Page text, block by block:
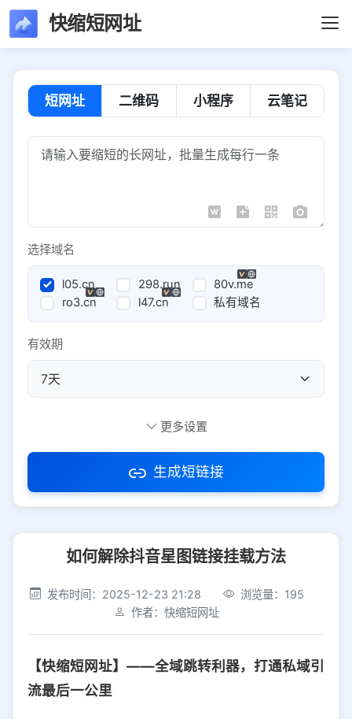
快缩短网址
短网址 二维码 小程序 云笔记
选择域名
l05.cn 298.run
80v.me
ro3.cn
l47.cn 私有域名
有效期
访问密码
社交平台 电商平台
选择防红平台类型，避免链接被拦截
iOS Android
更多设置
生成短链接
如何解除抖音星图链接挂载方法
发布时间：2025-12-23 21:28
浏览量：195
作者：快缩短网址
【快缩短网址】——全域跳转利器，打通私域引
流最后一公里